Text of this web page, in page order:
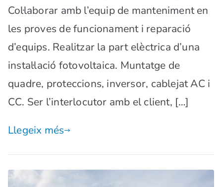
Col·laborar amb l’equip de manteniment en
les proves de funcionament i reparació
d’equips. Realitzar la part elèctrica d’una
instal·lació fotovoltaica. Muntatge de
quadre, proteccions, inversor, cablejat AC i
CC. Ser l’interlocutor amb el client, […]
Llegeix més